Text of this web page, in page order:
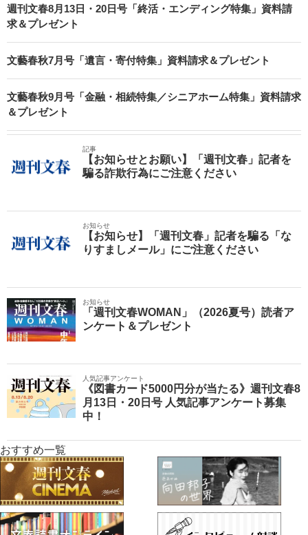
週刊文春8月13日・20日号「終活・エンディング特集」資料請
求＆プレゼント
文藝春秋7月号「遺言・寄付特集」資料請求＆プレゼント
文藝春秋9月号「金融・相続特集／シニアホーム特集」資料請求
＆プレゼント
記事
【お知らせとお願い】「週刊文春」記者を
騙る詐欺行為にご注意ください
お知らせ
【お知らせ】「週刊文春」記者を騙る「な
りすましメール」にご注意ください
お知らせ
「週刊文春WOMAN」（2026夏号）読者ア
ンケート＆プレゼント
人気記事アンケート
《図書カード5000円分が当たる》週刊文春8
月13日・20日号 人気記事アンケート募集
中！
おすすめ一覧